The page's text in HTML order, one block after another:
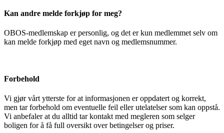
Kan andre melde forkjøp for meg?
OBOS-medlemskap er personlig, og det er kun medlemmet selv om
kan melde forkjøp med eget navn og medlemsnummer.
Forbehold
Vi gjør vårt ytterste for at informasjonen er oppdatert og korrekt,
men tar forbehold om eventuelle feil eller utelatelser som kan oppstå.
Vi anbefaler at du alltid tar kontakt med megleren som selger
boligen for å få full oversikt over betingelser og priser.